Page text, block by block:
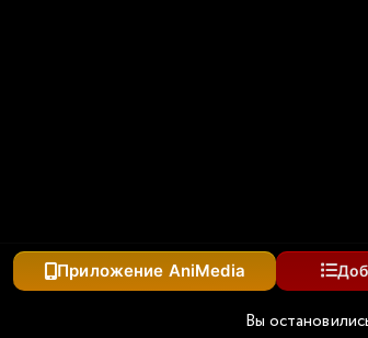
Приложение AniMedia
Вы